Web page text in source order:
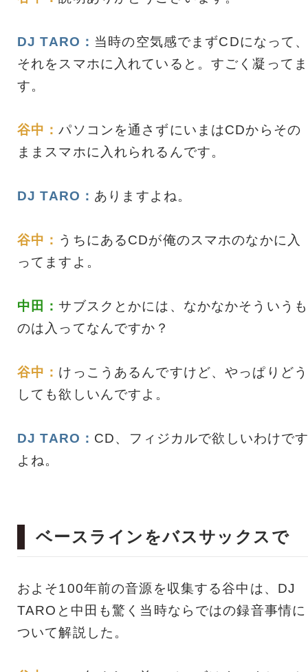
DJ TARO： 当時の空気感でまずCDになって
それをスマホに入れていると。すごく凝ってま
す。
谷中：パソコンを通さずにいまはCDからその
ままスマホに入れられるんです。
DJ TARO： ありますよね。
谷中： うちにあるCDが俺のスマホのなかに入
ってますよ。
中田：サブスクとかには、なかなかそういうも
のは入ってなんですか？
谷中： けっこうあるんですけど、やっぱりどう
しても欲しいんですよ。
DJ TARO： CD、フィジカルで欲しいわけで
よね。
ベースラインをバスサックスで
およそ100年前の音源を収集する谷中は、DJ
TAROと中田も驚く当時ならではの録音事情に
ついて解説した。